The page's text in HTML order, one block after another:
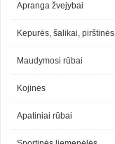
Apranga žvejybai
Kepurės, šalikai, pirštinės
Maudymosi rūbai
Kojinės
Apatiniai rūbai